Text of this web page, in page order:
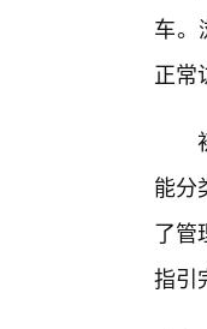
车。
正常
能分
了管
指引